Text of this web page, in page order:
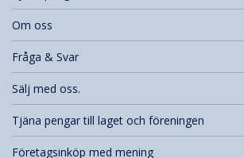
Om oss
Fråga & Svar
Sälj med oss.
Tjäna pengar till laget och föreningen
Företagsinköp med mening